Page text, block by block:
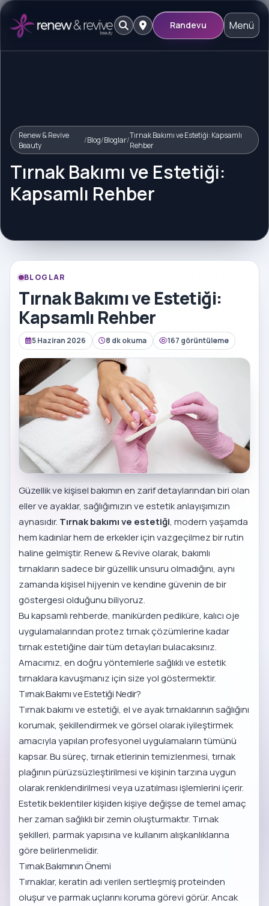
Randevu Menü
Renew & Revive
Beauty
/Blog/Bloglar/Tırnak Bakımı ve Estetiği: Kapsamlı
Rehber
Tırnak Bakımı ve Estetiği:
Kapsamlı Rehber
BLOGLAR
Tırnak Bakımı ve Estetiği:
Kapsamlı Rehber
5 Haziran 2026 8 dk okuma 167 görüntüleme
Güzellik ve kişisel bakımın en zarif detaylarından biri olan
eller ve ayaklar, sağlığımızın ve estetik anlayışımızın
aynasıdır. Tırnak bakımı ve estetiği, modern yaşamda
hem kadınlar hem de erkekler için vazgeçilmez bir rutin
haline gelmiştir. Renew & Revive olarak, bakımlı
tırnakların sadece bir güzellik unsuru olmadığını, aynı
zamanda kişisel hijyenin ve kendine güvenin de bir
göstergesi olduğunu biliyoruz.
Bu kapsamlı rehberde, manikürden pediküre, kalıcı oje
uygulamalarından protez tırnak çözümlerine kadar
tırnak estetiğine dair tüm detayları bulacaksınız.
Amacımız, en doğru yöntemlerle sağlıklı ve estetik
tırnaklara kavuşmanız için size yol göstermektir.
Tırnak Bakımı ve Estetiği Nedir?
Tırnak bakımı ve estetiği, el ve ayak tırnaklarının sağlığını
korumak, şekillendirmek ve görsel olarak iyileştirmek
amacıyla yapılan profesyonel uygulamaların tümünü
kapsar. Bu süreç, tırnak etlerinin temizlenmesi, tırnak
plağının pürüzsüzleştirilmesi ve kişinin tarzına uygun
olarak renklendirilmesi veya uzatılması işlemlerini içerir.
Estetik beklentiler kişiden kişiye değişse de temel amaç
her zaman sağlıklı bir zemin oluşturmaktır. Tırnak
şekilleri, parmak yapısına ve kullanım alışkanlıklarına
göre belirlenmelidir.
Tırnak Bakımının Önemi
Tırnaklar, keratin adı verilen sertleşmiş proteinden
oluşur ve parmak uçlarını koruma görevi görür. Ancak